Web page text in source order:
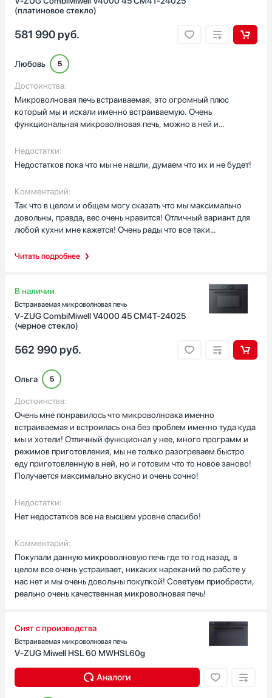
(платиновое стекло)
581 990 руб.
Читать подробнее
Любовь 5
Достоинства:
Микроволновая печь встраиваемая, это огромный плюс
который мы и искали именно встраиваемую. Очень
функциональная микроволновая печь, можно в ней и
вообще не портится и не сушится , получается так же сочно как
и только что приготовили), ну и вообще приготовить что то
быстро несложное тоже получается максимально вкусно и
Недостатки:
Недостатков пока что мы не нашли, думаем что их и не будет!
Комментарий:
Так что в целом и общем могу сказать что мы максимально
довольны, правда, вес очень нравится! Отличный вариант для
любой кухни мне кажется! Очень рады что все таки
другом! Спасибо большое, советую конечно же приобрести!
В наличии
Встраиваемая микроволновая печь
V-ZUG CombiMiwell V4000 45 CM4T-24025
(черное стекло)
562 990 руб.
Ольга 5
Достоинства:
Очень мне понравилось что микроволновка именно
встраиваемая и встроилась она без проблем именно туда куда
мы и хотели! Отличный функционал у нее, много программ и
режимов приготовления, мы не только разогреваем быстро
еду приготовленную в ней, но и готовим что то новое заново!
Получается максимально вкусно и очень сочно!
Недостатки:
Нет недостатков все на высшем уровне спасибо!
Комментарий:
Покупали данную микроволновую печь где то год назад, в
целом все очень устраивает, никаких нареканий по работе у
нас нет и мы очень довольны покупкой! Советуем приобрести,
реально очень качественная микроволновая печь!
Снят с производства
Встраиваемая микроволновая печь
V-ZUG Miwell HSL 60 MWHSL60g
Аналоги